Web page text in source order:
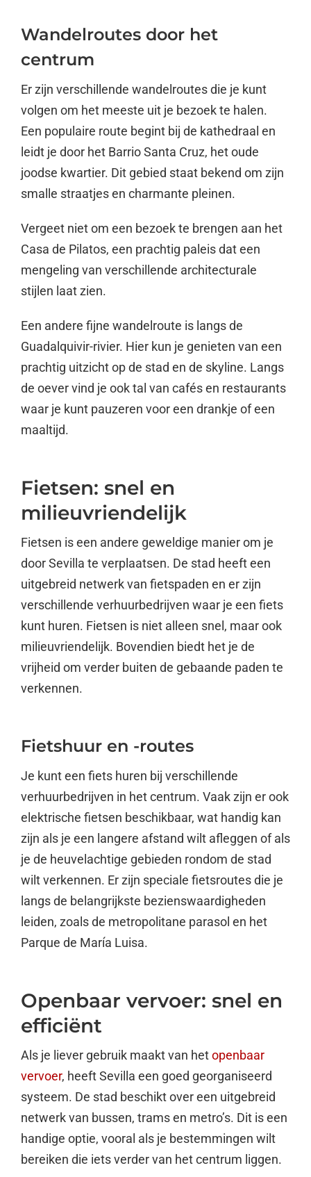
Wandelroutes door het
centrum
Er zijn verschillende wandelroutes die je kunt
volgen om het meeste uit je bezoek te halen.
Een populaire route begint bij de kathedraal en
leidt je door het Barrio Santa Cruz, het oude
joodse kwartier. Dit gebied staat bekend om zijn
smalle straatjes en charmante pleinen.
Vergeet niet om een bezoek te brengen aan het
Casa de Pilatos, een prachtig paleis dat een
mengeling van verschillende architecturale
stijlen laat zien.
Een andere fijne wandelroute is langs de
Guadalquivir-rivier. Hier kun je genieten van een
prachtig uitzicht op de stad en de skyline. Langs
de oever vind je ook tal van cafés en restaurants
waar je kunt pauzeren voor een drankje of een
maaltijd.
Fietsen: snel en
milieuvriendelijk
Fietsen is een andere geweldige manier om je
door Sevilla te verplaatsen. De stad heeft een
uitgebreid netwerk van fietspaden en er zijn
verschillende verhuurbedrijven waar je een fiets
kunt huren. Fietsen is niet alleen snel, maar ook
milieuvriendelijk. Bovendien biedt het je de
vrijheid om verder buiten de gebaande paden te
verkennen.
Fietshuur en -routes
Je kunt een fiets huren bij verschillende
verhuurbedrijven in het centrum. Vaak zijn er ook
elektrische fietsen beschikbaar, wat handig kan
zijn als je een langere afstand wilt afleggen of als
je de heuvelachtige gebieden rondom de stad
wilt verkennen. Er zijn speciale fietsroutes die je
langs de belangrijkste bezienswaardigheden
leiden, zoals de metropolitane parasol en het
Parque de María Luisa.
Openbaar vervoer: snel en
efficiënt
Als je liever gebruik maakt van hetopenbaar
vervoer, heeft Sevilla een goed georganiseerd
systeem. De stad beschikt over een uitgebreid
netwerk van bussen, trams en metro’s. Dit is een
handige optie, vooral als je bestemmingen wilt
bereiken die iets verder van het centrum liggen.